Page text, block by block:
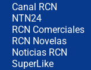
Canal RCN
NTN24
RCN Comerciales
RCN Novelas
Noticias RCN
SuperLike